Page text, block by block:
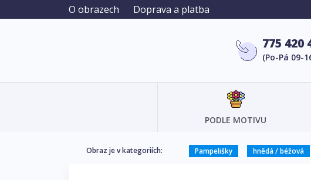
O obrazech Doprava a platba
775 420
(Po-Pá 09-
PODLE MOTIVU
Obraz je v kategoriích: Pampelišky hnědá / béžová